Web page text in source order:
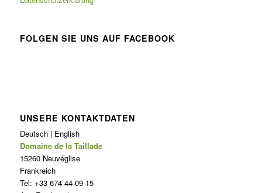
FOLGEN SIE UNS AUF FACEBOOK
UNSERE KONTAKTDATEN
Deutsch | English
Domaine de la Taillade
15260 Neuvéglise
Frankreich
Tel: +33 674 44 09 15